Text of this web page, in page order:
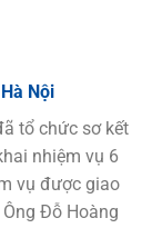
Nội
tổ chức sơ kết
nhiệm vụ 6
vụ được giao
Đỗ Hoàng